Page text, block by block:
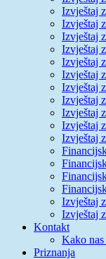
Izvještaj
Izvještaj
Izvještaj
Izvještaj
Izvještaj
Izvještaj
Izvještaj
Izvještaj
Izvještaj
Izvještaj
Izvještaj
Izvještaj
Izvještaj
Kontakt
Kako nas
Priznanja